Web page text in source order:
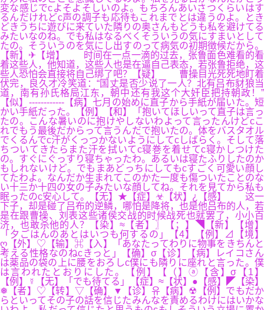
変な感じでcよそよそしいのよ。もちろんあいさつくらいはす
るんだけれどc声の調子も応待もこれまでとは違うのよ。とき
どきうちに遊びに来ていた隣りの奥さんもどうも私を避けてる
みたいなのね。でも私はなるべくそういうの気にすまいとして
たの。そういうのを気にし出すのって病気の初期徴候だから。
【新】✈【增】 时间在一点一滴的过去，张鲁面色难看的看
着这些人，他知道，这些人也是在逼自己表态，若张鲁拒绝，这
些人恐怕会直接将自己绑了吧？【疑】 曹操目光死死地盯着
伏完，良久才冷笑道：“国丈是否少说了一人？北有吕布豺狼当
道，南有孙氏格局江东，朝中还有我这个大奸臣把持朝政！”
【似】------------【病】七月の始めに直子から手紙が届いた。短
かい手紙だった。【例】【和】「抱いてほしいって直子は言っ
たの。こんな暑いのに抱けやしないわよって言ったんけどcこ
れでもう最後だからって言うんだで抱いたの。体をバスタオル
でくるんでc汗がくっつかないようにしてcしばらく。そして落
ちついてきたらまた汗を拭いてc寝巻を着せてc寝かしつけた
の。すぐにぐっすり寝ちゃったわ。あるいは寝たふりしたのか
もしれないけど。でもまあどっちにしてもcすごく可愛い顔し
てたわよ。なんだか生まれてこのかた一度も傷ついたことのな
い十三か十四の女の子みたいな顔してね。それを見てから私も
眠ったのc安心して。【无】★【症】☣【状】¿【感】 这一
下子，却是碰了吕布的逆鳞，哪怕是降将，也是他吕布的人，若
是在跟曹操、刘表这些诸侯交战的时候战死也就罢了，小小百
济，也敢杀他的人？【染】≈【者】〗【；】◥【新】【增】
「夕ごはんのあとはいつも何するの」【4】【例】⊿【境】
ღ【外】♡【输】⌘【入】「あなたってわりに物事をきちんと
考える性格なのねcきっと」【确】σ【诊】【病】レイコさん
は薬品の袋の上に腰をおろしc僕にも隣りに座れと言った。僕
は言われたとおりにした。【例】【（】ⓐ【含】σ【1】
【例】☿【无】「でも待てる」【症】≈【状】●【感】◤【染】
❅【者】♡【转】▽【确】▼【诊】유【病】☢【例】でもだか
らといってその子の話を信じたみんなを責めるわけにはいかな